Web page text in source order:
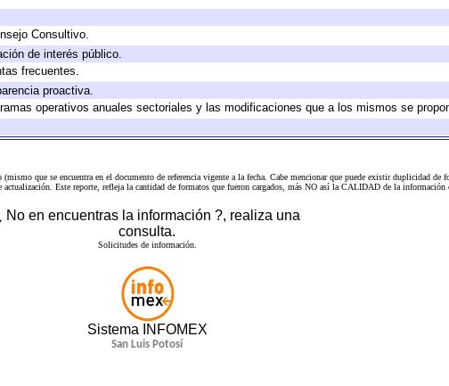
Consultivo.
de interés público.
frecuentes.
proactiva.
operativos anuales sectoriales y las modificaciones que a los mismos se
que se encuentra en el documento de referenciavigente a la fecha. Cabe mencionar que puede existir duplicidad de
Este reporte, refleja la cantidad de formatos que fueron cargados, más NO así la CALIDAD de la información
No en encuentras la información ?, realiza una
consulta.
Solicitudes de información.
Sistema INFOMEX
San Luis Potosí